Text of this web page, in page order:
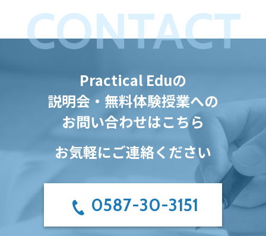
CONTACT
Practical Eduの
説明会・無料体験授業への
お問い合わせはこちら
お気軽にご連絡ください
0587-30-3151